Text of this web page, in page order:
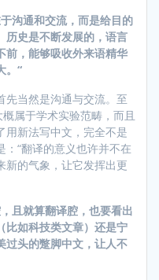
沟通和交流，而是给目的
历史是不断发展的，语言
前，能够吸收外来语精华
。“
先当然是沟通与交流。至
概属于学术实验范畴，而且
用新法写中文，完全不是
“翻译的意义也许并不在
新的气象，让它发挥出更
且就算翻译腔，也要看出
比如科技类文章）还是宁
过头的蹩脚中文，让人不